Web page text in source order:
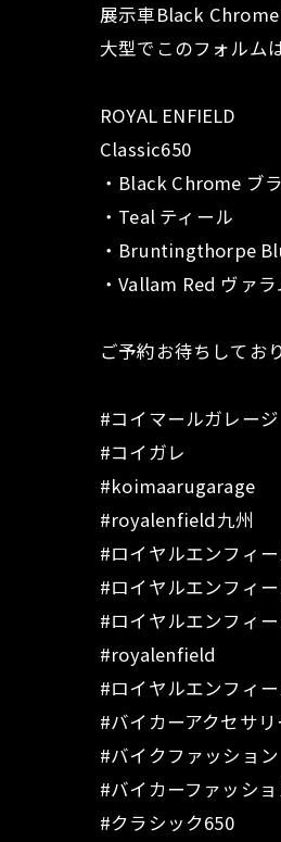
展示車Black
大型でこのフォルム
ROYAL ENFIELD
Classic650
・Black Chrome ブ
・Teal ティール
・Bruntingthorpe
・Vallam Red ヴァ
ご予約お待ちしてお
#コイマールガレージ
#コイガレ
#koimaarugarage
#royalenfield九州
#ロイヤルエンフィ
#ロイヤルエンフィ
#ロイヤルエンフィ
#royalenfield
#ロイヤルエンフィ
#バイカーアクセサリ
#バイクファッション
#バイカーファッショ
#クラシック650